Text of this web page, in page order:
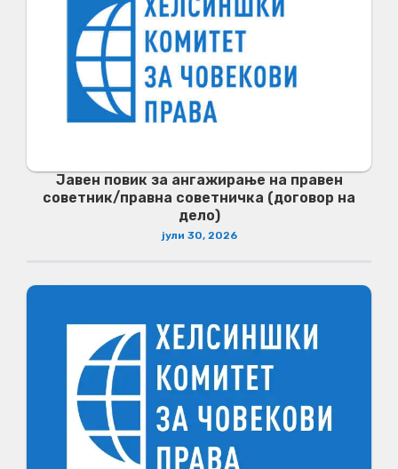
Јавен повик за ангажирање на правен
советник/правна советничка (договор на
дело)
јули 30, 2026